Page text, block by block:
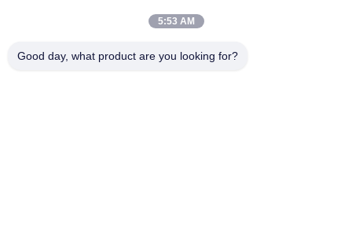
ส่ง
5:53 AM
Good day, what product are you looking for?